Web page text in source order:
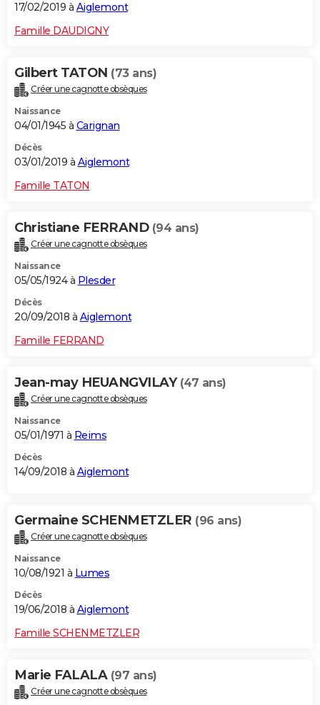
17/02/2019 à Aiglemont
Famille DAUDIGNY
Gilbert TATON (73 ans)
Créer une cagnotte obsèques
Naissance
04/01/1945 à Carignan
Décès
03/01/2019 à Aiglemont
Famille TATON
Christiane FERRAND (94 ans)
Créer une cagnotte obsèques
Naissance
05/05/1924 à Plesder
Décès
20/09/2018 à Aiglemont
Famille FERRAND
Jean-may HEUANGVILAY (47 ans)
Créer une cagnotte obsèques
Naissance
05/01/1971 à Reims
Décès
14/09/2018 à Aiglemont
Germaine SCHENMETZLER (96 ans)
Créer une cagnotte obsèques
Naissance
10/08/1921 à Lumes
Décès
19/06/2018 à Aiglemont
Famille SCHENMETZLER
Marie FALALA (97 ans)
Créer une cagnotte obsèques